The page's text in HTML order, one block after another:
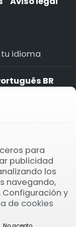
idioma
BR
para
publicidad
los
navegando,
y
de cookies